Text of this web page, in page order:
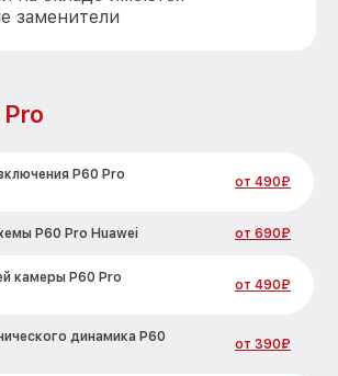
заменители
Pro
P60 Pro
от 490₽
P60 Pro Huawei от 690₽
камеры P60 Pro
от 490₽
динамика P60
от 390₽